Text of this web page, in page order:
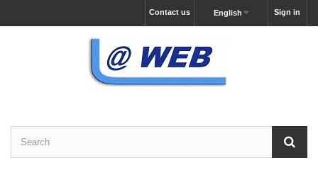
Sign in
English
Contact us